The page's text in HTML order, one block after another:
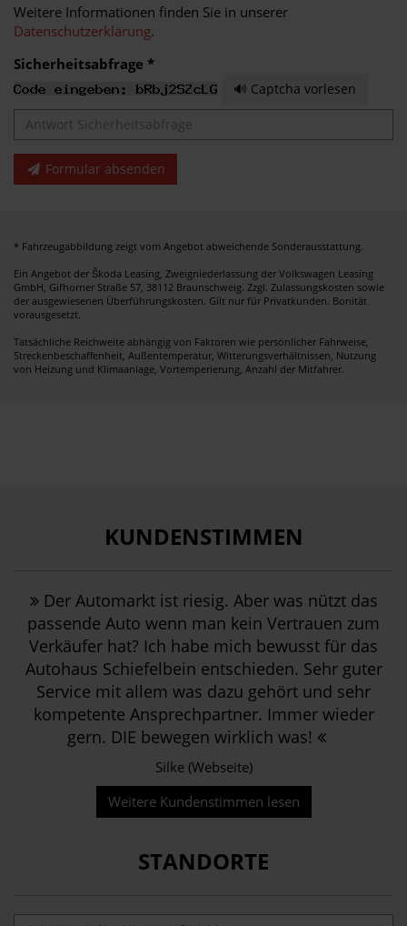
Weitere Informationen finden Sie in unserer
Datenschutzerklärung.
Sicherheitsabfrage *
🔊 Captcha vorlesen
Formular absenden
* Fahrzeugabbildung zeigt vom Angebot abweichende Sonderausstattung.
Ein Angebot der Škoda Leasing, Zweigniederlassung der Volkswagen Leasing
GmbH, Gifhorner Straße 57, 38112 Braunschweig. Zzgl. Zulassungskosten sowie
der ausgewiesenen Überführungskosten. Gilt nur für Privatkunden. Bonität
vorausgesetzt.
Tatsächliche Reichweite abhängig von Faktoren wie persönlicher Fahrweise,
Streckenbeschaffenheit, Außentemperatur, Witterungsverhältnissen, Nutzung
von Heizung und Klimaanlage, Vortemperierung, Anzahl der Mitfahrer.
KUNDENSTIMMEN
Der Automarkt ist riesig. Aber was nützt das
passende Auto wenn man kein Vertrauen zum
Verkäufer hat? Ich habe mich bewusst für das
Autohaus Schiefelbein entschieden. Sehr guter
Service mit allem was dazu gehört und sehr
kompetente Ansprechpartner. Immer wieder
gern. DIE bewegen wirklich was!
Silke (Webseite)
Weitere Kundenstimmen lesen
STANDORTE